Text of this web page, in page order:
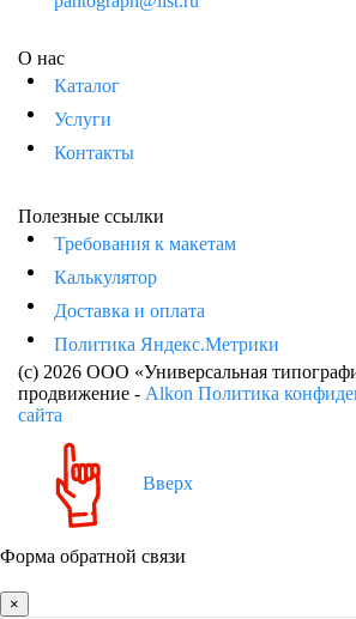
О нас
Каталог
Услуги
Контакты
Полезные ссылки
Требования к макетам
Калькулятор
Доставка и оплата
Политика Яндекс.Метрики
(c) 2026 ООО «Универсальная
продвижение - Alkon Политика
сайта
Вверх
Форма обратной связи
×